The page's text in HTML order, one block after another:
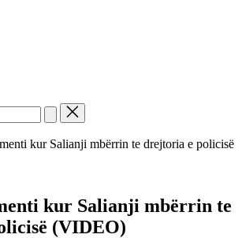
kur Salianji mbërrin te drejtoria e policisë
kur Salianji mbërrin te
(VIDEO)